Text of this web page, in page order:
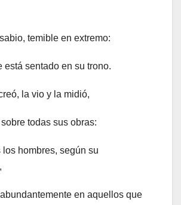
temible en extremo:
está sentado en su trono.
la vio y la midió,
todas sus obras:
los hombres, según su
en aquellos que